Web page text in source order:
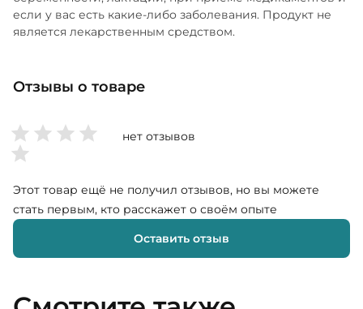
если у вас есть какие-либо заболевания. Продукт не
является лекарственным средством.
Отзывы о товаре
нет отзывов
Этот товар ещё не получил отзывов, но вы можете
стать первым, кто расскажет о своём опыте
Оставить отзыв